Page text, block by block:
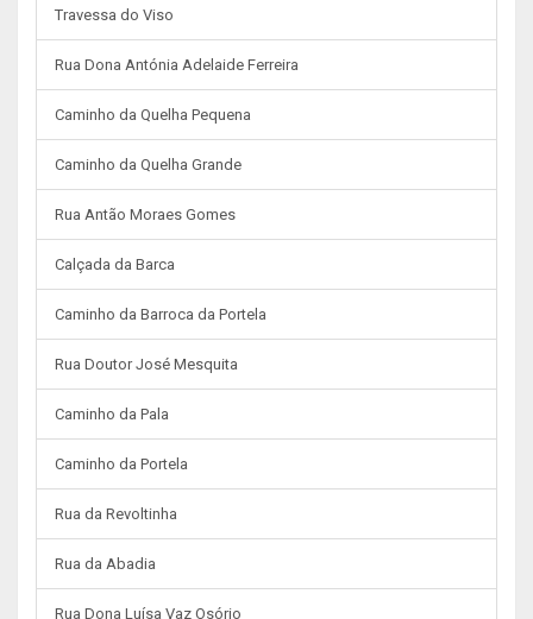
Travessa do Viso
Rua Dona Antónia Adelaide Ferreira
Caminho da Quelha Pequena
Caminho da Quelha Grande
Rua Antão Moraes Gomes
Calçada da Barca
Caminho da Barroca da Portela
Rua Doutor José Mesquita
Caminho da Pala
Caminho da Portela
Rua da Revoltinha
Rua da Abadia
Rua Dona Luísa Vaz Osório